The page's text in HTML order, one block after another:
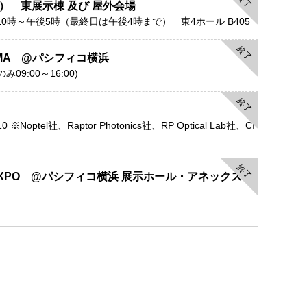
東展示棟 及び 屋外会場
～午後5時（最終日は午後4時まで） 東4ホール B405
終了
@パシフィコ横浜
み09:00～16:00)
終了
社、Raptor Photonics社、RP Optical Lab社、CI
終了
@パシフィコ横浜 展示ホール・アネックスホ